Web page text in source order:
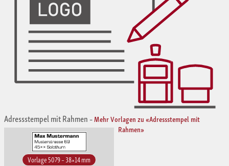
Adressstempel mit Rahmen –Mehr Vorlagen zu «Adressstempel mit
Rahmen»
Vorlage 5079 – 38×14 mm